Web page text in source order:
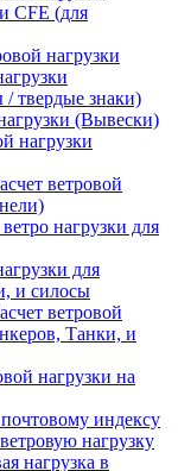
CFE (для
нагрузки
твердые знаки)
(Вывески)
нагрузки
ветровой
нагрузки для
для
и силосы
ветровой
Танки, и
нагрузки на
индексу
нагрузку
нагрузка в